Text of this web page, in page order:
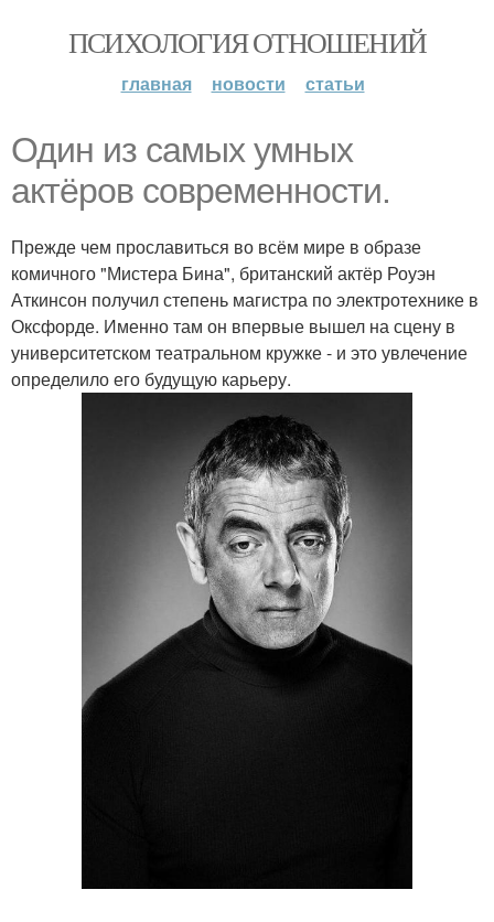
ПСИХОЛОГИЯ ОТНОШЕНИЙ
главная новости статьи
Один из самых умных
актёров современности.
Прежде чем прославиться во всём мире в образе
комичного "Мистера Бина", британский актёр Роуэн
Аткинсон получил степень магистра по электротехнике в
Оксфорде. Именно там он впервые вышел на сцену в
университетском театральном кружке - и это увлечение
определило его будущую карьеру.